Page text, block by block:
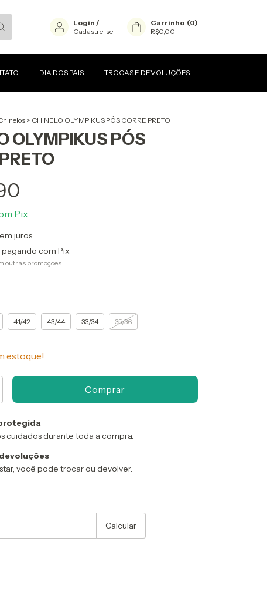
Login /
Cadastre-se
Carrinho (0)
R$0,00
DIA DOS PAIS TROCAS E DEVOLUÇÕES
> CHINELO OLYMPIKUS PÓS CORRE PRETO
OLYMPIKUS PÓS
Pix
juros
pagando com Pix
outras promoções
41/42 43/44 33/34 35/36
estoque!
cuidados durante toda a compra.
você pode trocar ou devolver.
Calcular